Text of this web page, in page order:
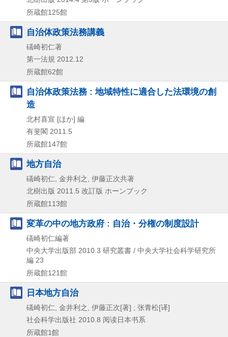
所蔵館125館
自治体政策法務講義
礒崎初仁著
第一法規 2012.12
所蔵館62館
自治体政策法務 : 地域特性に適合した法環境の創
造
北村喜宣 [ほか] 編
有斐閣 2011.5
所蔵館147館
地方自治
礒崎初仁, 金井利之, 伊藤正次共著
北樹出版 2011.5 改訂版 ホーンブック
所蔵館113館
変革の中の地方政府 : 自治・分権の制度設計
礒崎初仁編著
中央大学出版部 2010.3 研究叢書 / 中央大学社会科学研究所
編 23
所蔵館121館
日本地方自治
礒崎初仁, 金井利之, 伊藤正次[著] ; 张青松[译]
社会科学出版社 2010.8 阅读日本书系
所蔵館1館